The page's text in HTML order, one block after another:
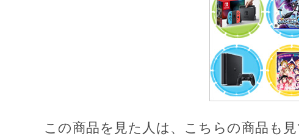
この商品を見た人は、こちらの商品も見